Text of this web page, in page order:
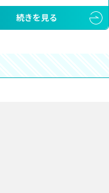
続きを見る